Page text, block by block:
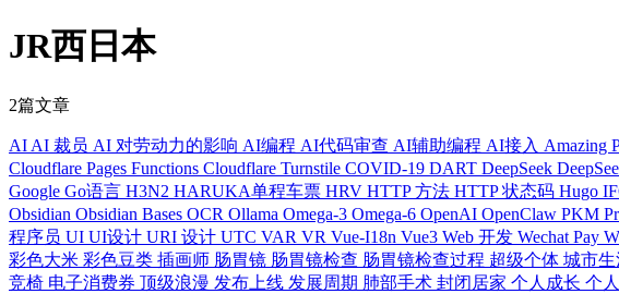
JR西日本
2篇文章
AI AI 裁员 AI 对劳动力的影响 AI编程 AI代码审查 AI辅助编程 AI接入 Amazing
Cloudflare Pages Functions Cloudflare Turnstile COVID-19 DART DeepSeek
Google Go语言 H3N2 HARUKA单程车票 HRV HTTP 方法 HTTP 状态码 Hugo
Obsidian Obsidian Bases OCR Ollama Omega-3 Omega-6 OpenAI OpenClaw PKM
程序员 UI UI设计 URI 设计 UTC VAR VR Vue-I18n Vue3 Web 开发 Wechat Pay
彩色大米 彩色豆类 插画师 肠胃镜 肠胃镜检查 肠胃镜检查过程 超级个体 城市生
竞椅 电子消费券 顶级浪漫 发布上线 发展周期 肺部手术 封闭居家 个人成长 个